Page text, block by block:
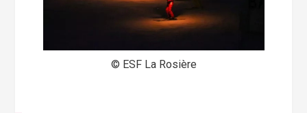
© ESF La Rosière